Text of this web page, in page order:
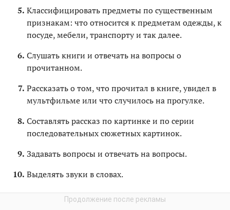
Классифицировать предметы по существенным
признакам: что относится к предметам одежды, к
посуде, мебели, транспорту и так далее.
Слушать книги и отвечать на вопросы о
прочитанном.
Рассказать о том, что прочитал в книге, увидел в
мультфильме или что случилось на прогулке.
Составлять рассказ по картинке и по серии
последовательных сюжетных картинок.
Задавать вопросы и отвечать на вопросы.
Выделять звуки в словах.